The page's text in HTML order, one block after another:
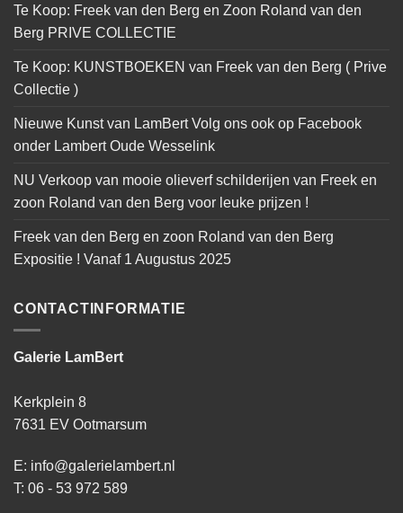
Te Koop: Freek van den Berg en Zoon Roland van den
Berg PRIVE COLLECTIE
Te Koop: KUNSTBOEKEN van Freek van den Berg ( Prive
Collectie )
Nieuwe Kunst van LamBert Volg ons ook op Facebook
onder Lambert Oude Wesselink
NU Verkoop van mooie olieverf schilderijen van Freek en
zoon Roland van den Berg voor leuke prijzen !
Freek van den Berg en zoon Roland van den Berg
Expositie ! Vanaf 1 Augustus 2025
CONTACTINFORMATIE
Galerie LamBert
Kerkplein 8
7631 EV Ootmarsum
E: info@galerielambert.nl
T: 06 - 53 972 589